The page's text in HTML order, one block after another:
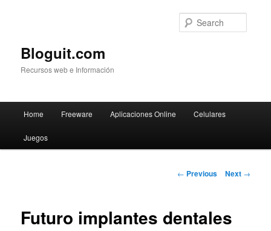
Bloguit.com
Recursos web e Información
Skip
to
Home Freeware Aplicaciones Online Celulares
Juegos
Post
← Previous Next →
Futuro implantes dentales